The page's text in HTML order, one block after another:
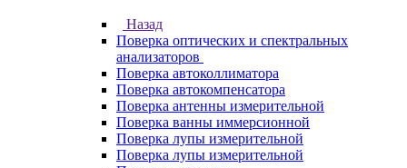
Назад
Поверка оптических и спектральных
анализаторов
Поверка автоколлиматора
Поверка автокомпенсатора
Поверка антенны измерительной
Поверка ванны иммерсионной
Поверка лупы измерительной
Поверка лупы измерительной